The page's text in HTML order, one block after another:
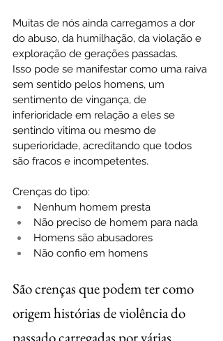
Muitas de nós ainda carregamos a dor
do abuso, da humilhação, da violação e
exploração de gerações passadas.
Isso pode se manifestar como uma raiva
sem sentido pelos homens, um
sentimento de vingança, de
inferioridade em relação a eles se
sentindo vitima ou mesmo de
superioridade, acreditando que todos
são fracos e incompetentes.
Crenças do tipo:
Nenhum homem presta
Não preciso de homem para nada
Homens são abusadores
Não confio em homens
São crenças que podem ter como
origem histórias de violência do